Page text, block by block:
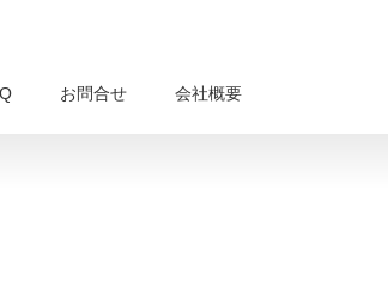
お問合せ 会社概要